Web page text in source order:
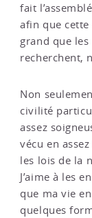
fait
afin que cette
grand que
recherchent,
Non
civilité
assez
vécu en
les lois de la
J’aime à les
que ma vie
quelques